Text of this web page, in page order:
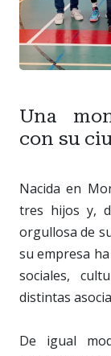
Una
con su
Nacida en
tres hijos y,
orgullosa de
su empresa
sociales,
distintas
De igual